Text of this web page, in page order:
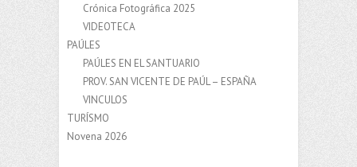
Crónica Fotográfica 2025
VIDEOTECA
PAÚLES
PAÚLES EN EL SANTUARIO
PROV. SAN VICENTE DE PAÚL – ESPAÑA
VINCULOS
TURÍSMO
Novena 2026